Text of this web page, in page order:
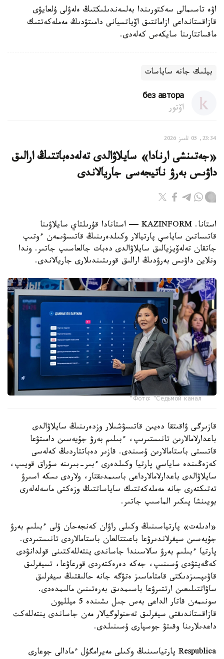
اۋە تاسىمالى سەكتورىندا بەلسەندىلىكتىڭ ەلەۋلى ۇلعايۋى
قازاقستانداعى ازاماتتىق اۆياتسيانى دامىتۋدىڭ مەملەكەتتىك
ماقساتتارىنا سايكەس كەلەدى.
بيلىك جانە ساياسات
без автора
اۆتور
23:34, 05 تامىز 2026
«جەتىنشى ارنادا» سايلاۋالدى تەلەدەباتتىڭ ارالىق
داۋىس بەرۋ ناتيجەسى جاريالاندى
استانا. KAZINFORM — استانادا قۇرىلتاي سايلاۋىنا
قاتىساتىن ساياسي پارتيالار وكىلدەرىنىڭ قاتىسۋىمەن ءوتىپ
جاتقان تەلەۆيزيالىق سايلاۋالدى دەبات جالعاسىپ جاتىر. وندا
ونلاين داۋىس بەرۋدىڭ ارالىق قورىتىندىلارى جاريالاندى.
Фото: "Седьмой канал"
قازىرگى ۋاقىتقا دەيىن قاتىسۋشىلار وزدەرىنىڭ سايلاۋالدى
باعدارلامالارىن تانىستىرىپ، ءبىلىم بەرۋ جۇيەسىن دامىتۋعا
قاتىستى باستامالارىن ۇسىندى. قازىر دەباتتاردىڭ كەلەسى
كەزەڭىندە ساياسي پارتيا وكىلدەرى ءبىر-بىرىنە سۇراق قويىپ،
سايلاۋالدى باعدارلامالارداعى باسىمدىقتار، ولاردى ىسكە اسىرۋ
تەتىكتەرى جانە مەملەكەتتىك ساياساتتىڭ وزەكتى ماسەلەلەرى
بويىنشا پىكىر الماسىپ جاتىر.
«ادىلەت» پارتياسىنىڭ وكىلى راۋان كەنجەحان ۇلى ءبىلىم بەرۋ
جۇيەسىن سيفرلاندىرۋعا باعىتتالعان باستامالاردى تانىستىردى.
پارتيا ءبىلىم بەرۋ سالاسىندا جاساندى ينتەللەكتىنى قولدانۋدى
كەڭەيتۋدى ۇسىنىپ، جەكە دەرەكتەردى قورعاۋعا، تسيفرلىق
قاۋىپسىزدىكتى قامتاماسىز ەتۋگە جانە حالىقتىڭ سيفرلىق
ساۋاتتىلىعىن ارتتىرۋعا باسىمدىق بەرەتىنىن مالىمدەدى.
سونىمەن قاتار الداعى بەس جىل ىشىندە 5 ميلليون
قازاقستاندىقتى سيفرلىق تەحنولوگيالار مەن جاساندى ينتەللەكت
داعدىلارىنا وقىتۋ جوسپارى ۇسىنىلدى.
Respublica پارتياسىنىڭ وكىلى مەيرامگۇل ءمادالى جوعارى